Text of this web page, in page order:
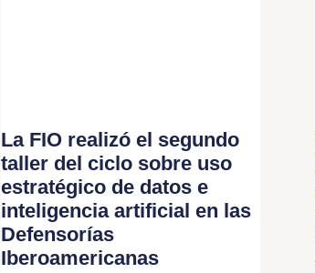
La FIO realizó el segundo
taller del ciclo sobre uso
estratégico de datos e
inteligencia artificial en las
Defensorías
Iberoamericanas